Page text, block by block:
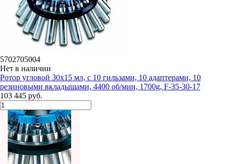
5702705004
Нет в наличии
Ротор угловой 30х15 мл, c 10 гильзами, 10 адаптерами, 10
резиновыми вкладышами, 4400 об/мин, 1700g, F-35-30-17
103 445 руб.